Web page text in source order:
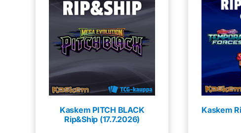
Kaskem PITCH BLACK
Rip&Ship (17.7.2026)
Kaskem